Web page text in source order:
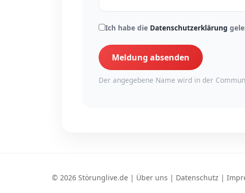
Ich habe die Datenschutzerklärung
Meldung absenden
Der angegebene Name wird in der
© 2026 Störunglive.de | Über uns | Datenschutz |